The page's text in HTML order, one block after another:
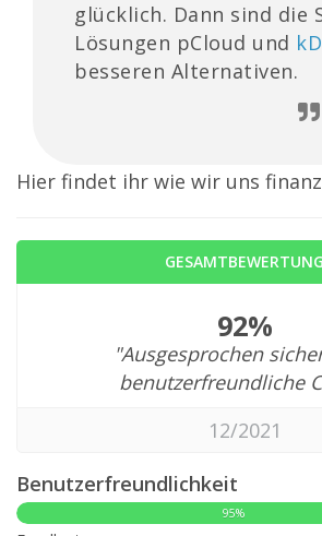
glücklich. Dann sind die
Lösungen pCloud und
besseren Alternativen.
Hier findet ihr wie wir uns
GESAMTBEWERTUNG
92%
"Ausgesprochen
benutzerfreundliche
12/2021
Benutzerfreundlichkeit
95%